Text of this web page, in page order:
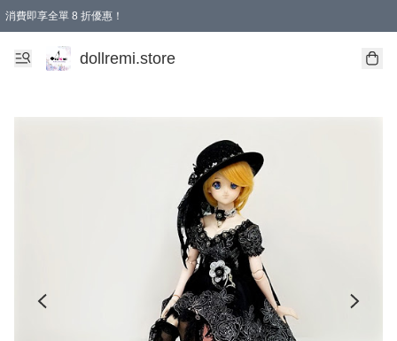
消費即享全單 8 折優惠！
購物滿 HKD 1500.00即享免運費優惠！（適用於 本地送貨、本地取貨、國際送貨 )
dollremi.store